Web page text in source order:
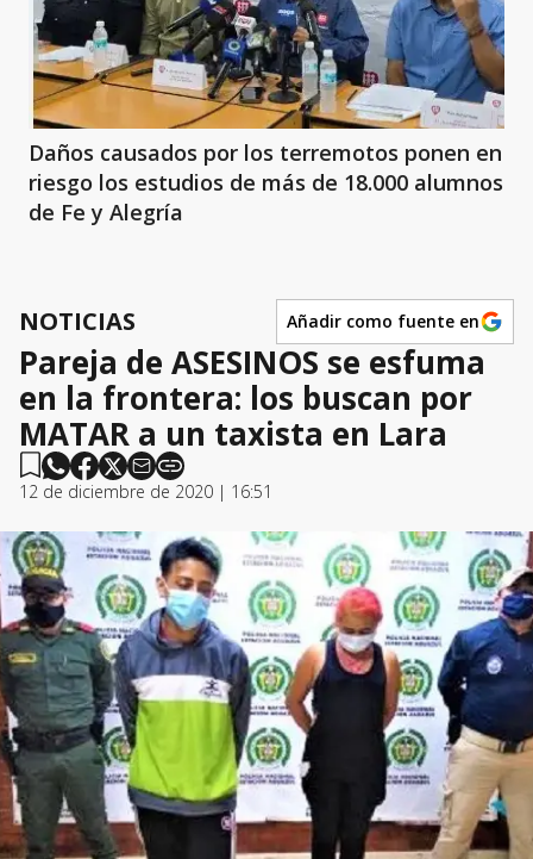
Daños causados por los terremotos ponen en
riesgo los estudios de más de 18.000 alumnos
de Fe y Alegría
NOTICIAS Añadir como fuente en
Pareja de ASESINOS se esfuma
en la frontera: los buscan por
MATAR a un taxista en Lara
12 de diciembre de 2020 | 16:51